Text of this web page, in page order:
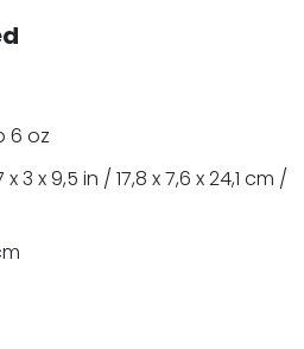
6 oz
x 3 x 9,5 in / 17,8 x 7,6 x 24,1 cm /